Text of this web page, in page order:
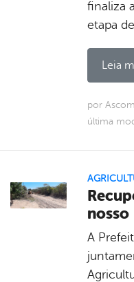
finaliza
etapa
Leia
por
última
A